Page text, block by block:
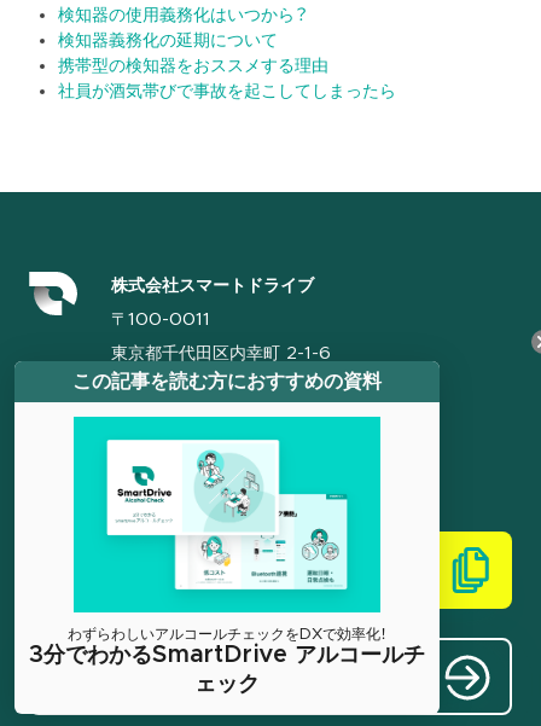
検知器の使用義務化はいつから？
検知器義務化の延期について
携帯型の検知器をおススメする理由
社員が酒気帯びで事故を起こしてしまったら
この記事を読む方におすすめの資料
わずらわしいアルコールチェックをDXで効率化！
3分でわかるSmartDrive アルコールチ
ェック
株式会社スマートドライブ
〒100-0011
東京都千代田区内幸町 2-1-6
日比谷パークフロント 19階（WeWork 内）
お問い合わせ